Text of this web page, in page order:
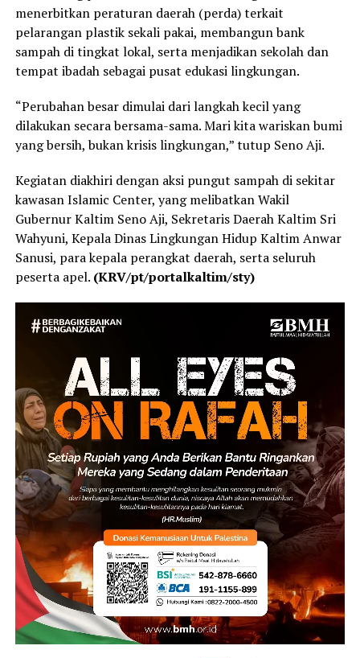
menerbitkan peraturan daerah (perda) terkait
pelarangan plastik sekali pakai, membangun bank
sampah di tingkat lokal, serta menjadikan sekolah dan
tempat ibadah sebagai pusat edukasi lingkungan.
“Perubahan besar dimulai dari langkah kecil yang
dilakukan secara bersama-sama. Mari kita wariskan bumi
yang bersih, bukan krisis lingkungan,” tutup Seno Aji.
Kegiatan diakhiri dengan aksi pungut sampah di sekitar
kawasan Islamic Center, yang melibatkan Wakil
Gubernur Kaltim Seno Aji, Sekretaris Daerah Kaltim Sri
Wahyuni, Kepala Dinas Lingkungan Hidup Kaltim Anwar
Sanusi, para kepala perangkat daerah, serta seluruh
peserta apel. (KRV/pt/portalkaltim/sty)